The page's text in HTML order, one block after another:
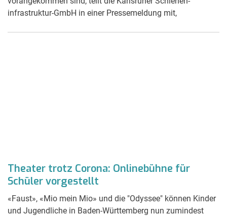
infrastruktur-GmbH in einer Pressemeldung mit,
Theater trotz Corona: Onlinebühne für
Schüler vorgestellt
«Faust», «Mio mein Mio» und die "Odyssee" können Kinder
und Jugendliche in Baden-Württemberg nun zumindest